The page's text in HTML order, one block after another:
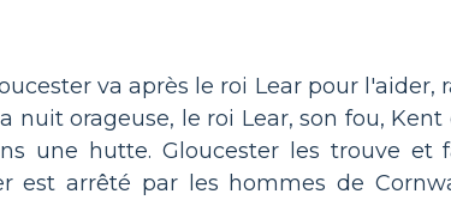
va après le roi Lear pour l'aider,
orageuse, le roi Lear, son fou, Kent
une hutte. Gloucester les trouve et
est arrêté par les hommes de